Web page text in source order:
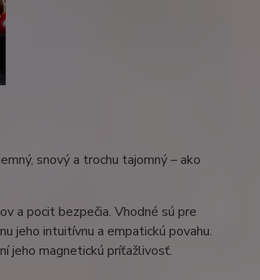
snový a trochu tajomný – ako
a pocit bezpečia. Vhodné sú pre
jeho intuitívnu a empatickú povahu.
jeho magnetickú príťažlivosť.